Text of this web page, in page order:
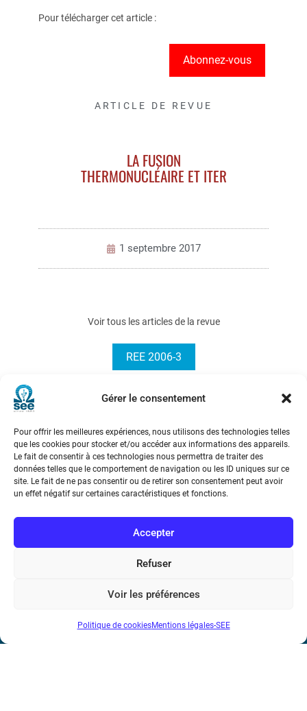
Gérer le consentement
Pour offrir les meilleures expériences, nous utilisons des technologies telles
que les cookies pour stocker et/ou accéder aux informations des appareils.
Le fait de consentir à ces technologies nous permettra de traiter des
données telles que le comportement de navigation ou les ID uniques sur ce
site. Le fait de ne pas consentir ou de retirer son consentement peut avoir
un effet négatif sur certaines caractéristiques et fonctions.
Accepter
Refuser
Voir les préférences
Politique de cookiesMentions légales-SEE
Pour télécharger cet article :
Abonnez-vous
ARTICLE DE REVUE
LA FUSION
THERMONUCLÉAIRE ET ITER
1 septembre 2017
Voir tous les articles de la revue
REE 2006-3
Société de l’Electricité, de l’Electronique et des Technologies
de l’Information et de la Communication
17 rue de l’Amiral Hamelin
Métro : « Boissière » Ligne 6 et « Iéna » Ligne 9
Téléphone : (+33) 1 56 90 37 17
N° de SIREN : 785 393 232, Code APE : 9412Z TVA intra-